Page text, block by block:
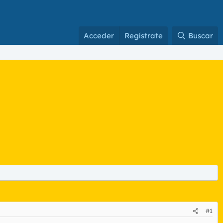
Acceder Regístrate Buscar
#1